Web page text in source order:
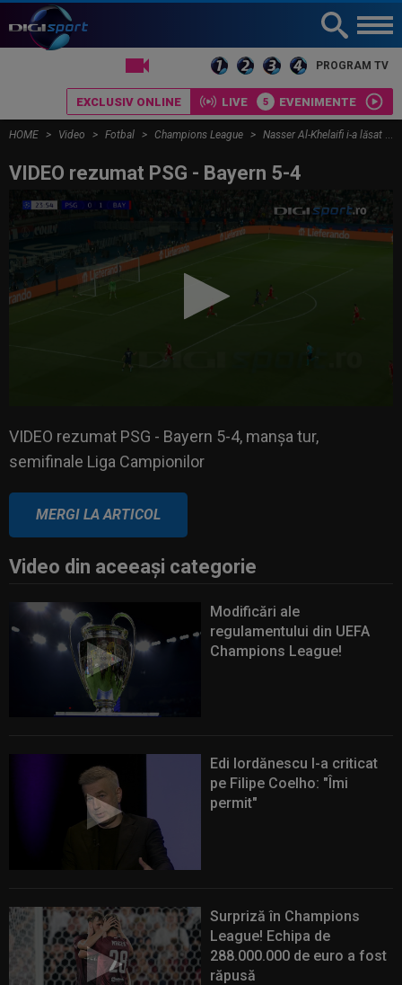
PROGRAM TV
EXCLUSIV ONLINE LIVE EVENIMENTE
HOME Video Fotbal Champions League Nasser Al-Khelaifi i-a lăsat pe toți ”mască! Decizia luată la Paris, înainte de finala PSG - Arsenal
VIDEO rezumat PSG - Bayern 5-4
Liga Campionilor
VIDEO rezumat PSG - Bayern 5-4, manșa tur,
semifinale Liga Campionilor
MERGI LA ARTICOL
Video din aceeaşi categorie
Modificări ale
regulamentului din UEFA
Champions League!
Edi Iordănescu l-a criticat
pe Filipe Coelho: "Îmi
permit"
Surpriză în Champions
League! Echipa de
288.000.000 de euro a fost
răpusă